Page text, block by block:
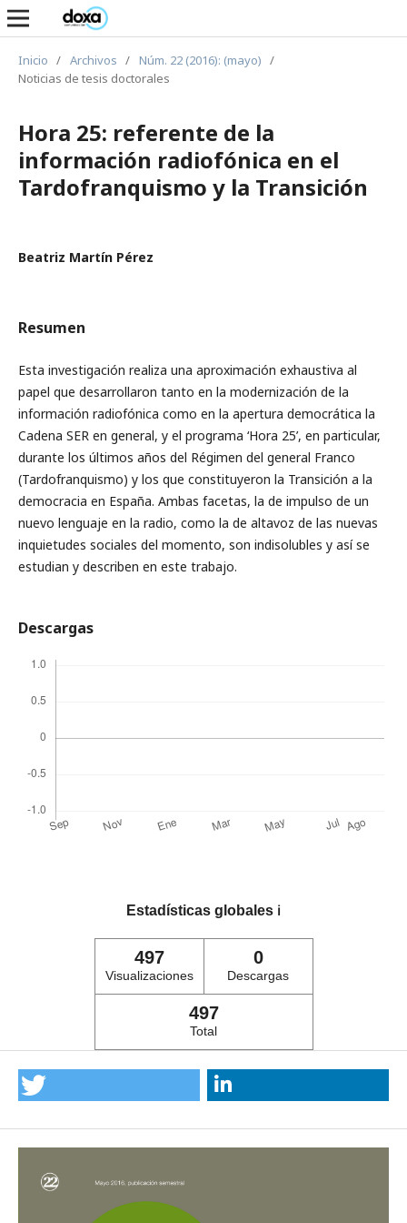
Inicio / Archivos / Núm. 22 (2016): (mayo) /
Noticias de tesis doctorales
Hora 25: referente de la
información radiofónica en el
Tardofranquismo y la Transición
Beatriz Martín Pérez
Resumen
Esta investigación realiza una aproximación exhaustiva al
papel que desarrollaron tanto en la modernización de la
información radiofónica como en la apertura democrática la
Cadena SER en general, y el programa ‘Hora 25’, en particular,
durante los últimos años del Régimen del general Franco
(Tardofranquismo) y los que constituyeron la Transición a la
democracia en España. Ambas facetas, la de impulso de un
nuevo lenguaje en la radio, como la de altavoz de las nuevas
inquietudes sociales del momento, son indisolubles y así se
estudian y describen en este trabajo.
Descargas
Estadísticas globales ℹ️
497
Visualizaciones
0
Descargas
497
Total